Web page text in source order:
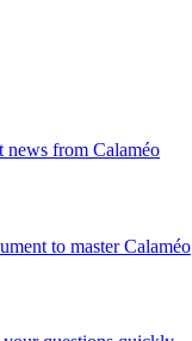
news from Calaméo
to master Calaméo